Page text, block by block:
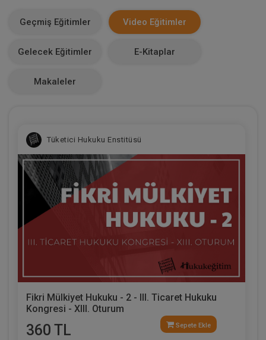
0
Geçmiş Eğitimler Video Eğitimler
Gelecek Eğitimler E-Kitaplar
Makaleler
Tüketici Hukuku Enstitüsü
Fikri Mülkiyet Hukuku - 2 - III. Ticaret Hukuku
Kongresi - XIII. Oturum
360 TL Sepete Ekle